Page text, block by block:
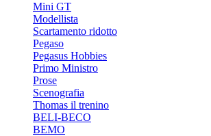
Mini GT
Modellista
Scartamento ridotto
Pegaso
Pegasus Hobbies
Primo Ministro
Prose
Scenografia
Thomas il trenino
BELI-BECO
BEMO